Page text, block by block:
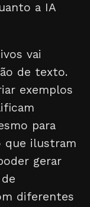
a IA
vai
de texto.
exemplos
para
que ilustram
gerar
diferentes